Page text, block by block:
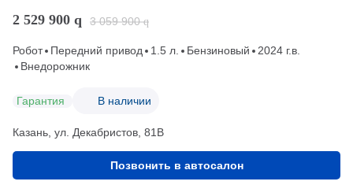
2 529 900 q 3 059 900 q
Робот Передний привод 1.5 л. Бензиновый
2024 г.в.
Внедорожник
Гарантия В наличии
Казань, ул. Декабристов, 81В
Позвонить в автосалон